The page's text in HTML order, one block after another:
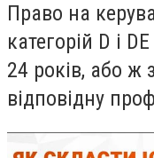
Право на
категорій D і
24 років, або ж
відповідну